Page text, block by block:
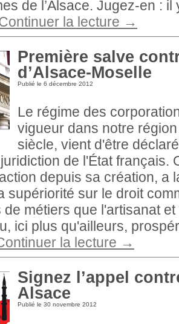
de l’Alsace. Jugez-en : il
la lecture →
Première salve
d’Alsace-Moselle
Publié le 6 décembre 2012
Le régime des
vigueur dans notre
siècle, vient d'être
de l'État français.
depuis sa création, a
supériorité sur le droit
de métiers que l'artisanat
ici plus qu'ailleurs,
la lecture →
Signez l’appel
Alsace
Publié le 30 novembre 2012